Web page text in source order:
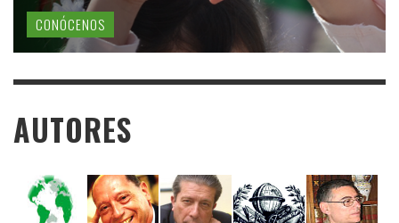
CONÓCENOS
AUTORES